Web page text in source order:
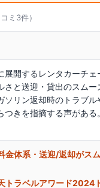
コミ 3件）
開するレンタカーチェ
さと送迎・貸出のスムー
ソリン返却時のトラブル
きを指摘する声がある。
金体系・送迎/返却がス
トラベルアワード2024